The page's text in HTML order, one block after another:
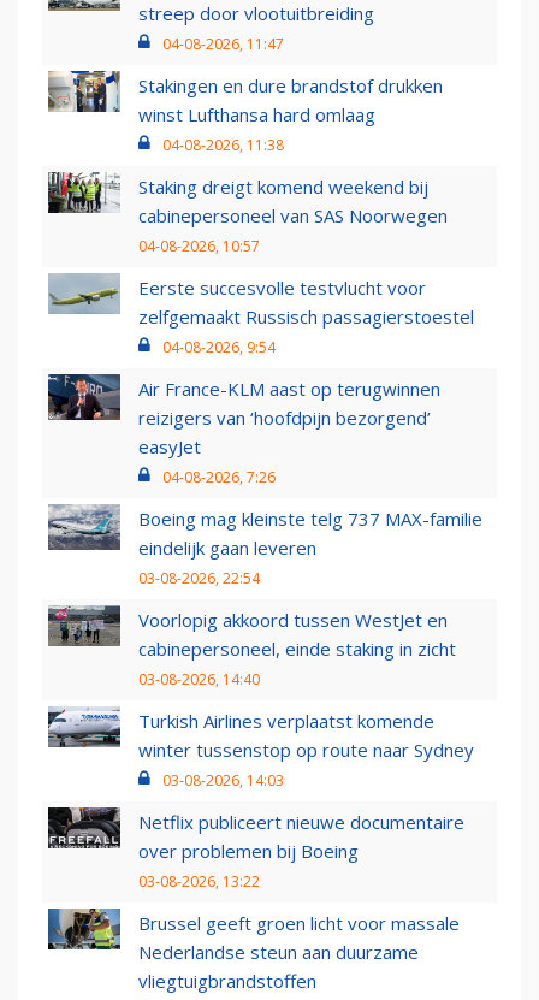
streep door vlootuitbreiding
04-08-2026, 11:47
Stakingen en dure brandstof drukken
winst Lufthansa hard omlaag
04-08-2026, 11:38
Staking dreigt komend weekend bij
cabinepersoneel van SAS Noorwegen
04-08-2026, 10:57
Eerste succesvolle testvlucht voor
zelfgemaakt Russisch passagierstoestel
04-08-2026, 9:54
Air France-KLM aast op terugwinnen
reizigers van ‘hoofdpijn bezorgend’
easyJet
04-08-2026, 7:26
Boeing mag kleinste telg 737 MAX-familie
eindelijk gaan leveren
03-08-2026, 22:54
Voorlopig akkoord tussen WestJet en
cabinepersoneel, einde staking in zicht
03-08-2026, 14:40
Turkish Airlines verplaatst komende
winter tussenstop op route naar Sydney
03-08-2026, 14:03
Netflix publiceert nieuwe documentaire
over problemen bij Boeing
03-08-2026, 13:22
Brussel geeft groen licht voor massale
Nederlandse steun aan duurzame
vliegtuigbrandstoffen